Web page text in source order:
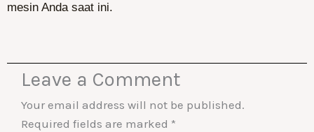
mesin Anda saat ini.
Leave a Comment
Your email address will not be published.
Required fields are marked *